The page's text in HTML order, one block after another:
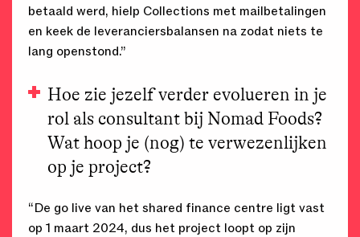
betaald werd, hielp Collections met mailbetalingen
en keek de leveranciersbalansen na zodat niets te
lang openstond.”
Hoe zie jezelf verder evolueren in je
rol als consultant bij Nomad Foods?
Wat hoop je (nog) te verwezenlijken
op je project?
“De go live van het shared finance centre ligt vast
op 1 maart 2024, dus het project loopt op zijn